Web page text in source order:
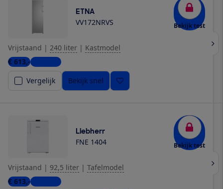
ETNA
VV172NRVS Bekijk test
Vrijstaand | 240 liter | Kastmodel
€ 613,-2 winkels
Vergelijk
Bekijk snel
Liebherr
FNE 1404 Bekijk test
Vrijstaand | 92,5 liter | Tafelmodel
€ 613,-7 winkels